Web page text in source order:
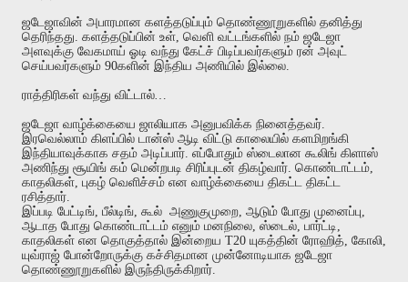
ஜடேஜாவின் அபாரமான களத்தடுப்பும் தொண்ணூறுகளில் தனித்து
தெரிந்தது களத்தடுப்பின் உள் வெளி வட்டங்களில் நம் ஜடேஜா
அளவுக்கு வேகமாய் ஓடி வந்து கேட்ச் பிடிப்பவர்களும் ரன் அவுட்
செய்பவர்களும் 90களின் இந்திய அணியில் இல்லை
ராத்திரிகள் வந்து விட்டால்
ஜடேஜா வாழ்க்கையை ஜாலியாக அனுபவிக்க நினைத்தவர்
இரவெல்லாம் கிளப்பில் டான்ஸ் ஆடி விட்டு காலையில் களமிறங்கி
இந்தியாவுக்காக சதம் அடிப்பார் எப்போதும் ஸ்டைலான கூலிங் கிளாஸ்
அணிந்து சூயிங் கம் மென்றபடி சிரிப்புடன் திகழ்வார் கொண்டாட்டம்
காதலிகள் புகழ் வெளிச்சம் என வாழ்க்கையை திகட்ட
திகட்ட
ரசித்தார்
இப்படி பேட்டிங் பீல்டிங் கூல் அணுகுமுறை ஆடும் போது முனைப்பு
ஆடாத போது கொண்டாட்டம் எனும் மனநிலை ஸ்டைல் பார்ட்டி
காதலிகள் என தொகுத்தால் இன்றைய T20 யுகத்தின் ரோஹித் கோலி
யுவ்ராஜ் போன்றோருக்கு கச்சிதமான முன்னோடியாக ஜடேஜா
தொண்ணூறுகளில் இருந்திருக்கிறார்